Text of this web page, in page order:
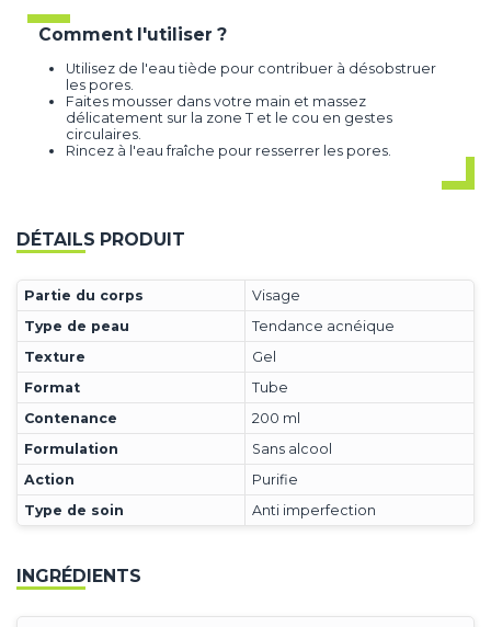
Comment l'utiliser ?
Utilisez de l'eau tiède pour contribuer à désobstruer
les pores.
Faites mousser dans votre main et massez
délicatement sur la zone T et le cou en gestes
circulaires.
Rincez à l'eau fraîche pour resserrer les pores.
DÉTAILS PRODUIT
Partie du corps
Visage
Type de peau
Tendance acnéique
Texture
Gel
Format
Tube
Contenance
200 ml
Formulation
Sans alcool
Action
Purifie
Type de soin
Anti imperfection
INGRÉDIENTS